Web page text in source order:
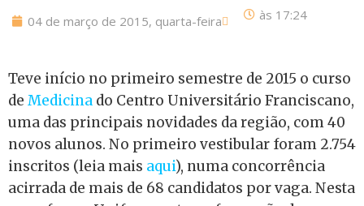
04 de março de 2015, quarta-feira às 17:24
Teve início no primeiro semestre de 2015 o curso
de Medicina do Centro Universitário Franciscano,
uma das principais novidades da região, com 40
novos alunos. No primeiro vestibular foram 2.754
inscritos (leia mais aqui), numa concorrência
acirrada de mais de 68 candidatos por vaga. Nesta